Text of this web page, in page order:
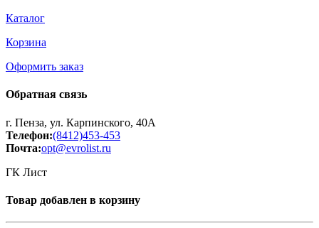
Каталог
Корзина
Оформить заказ
Обратная связь
г. Пенза, ул. Карпинского, 40А
Телефон:(8412)453-453
Почта:opt@evrolist.ru
ГК Лист
Товар добавлен в корзину